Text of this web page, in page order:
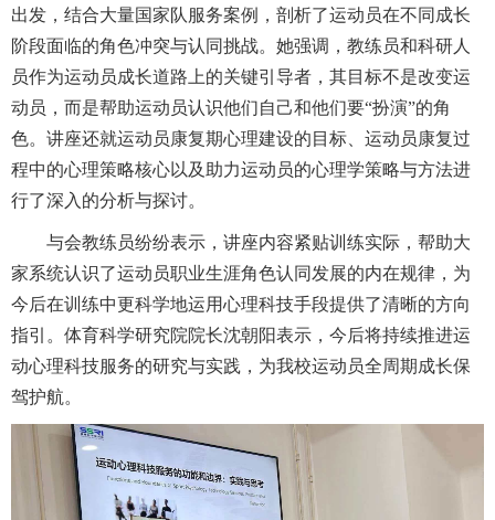
出发，结合大量国家队服务案例，剖析了运动员在不同成长
阶段面临的角色冲突与认同挑战。她强调，教练员和科研人
员作为运动员成长道路上的关键引导者，其目标不是改变运
动员，而是帮助运动员认识他们自己和他们要“扮演”的角
色。讲座还就运动员康复期心理建设的目标、运动员康复过
程中的心理策略核心以及助力运动员的心理学策略与方法进
行了深入的分析与探讨。
与会教练员纷纷表示，讲座内容紧贴训练实际，帮助大
家系统认识了运动员职业生涯角色认同发展的内在规律，为
今后在训练中更科学地运用心理科技手段提供了清晰的方向
指引。体育科学研究院院长沈朝阳表示，今后将持续推进运
动心理科技服务的研究与实践，为我校运动员全周期成长保
驾护航。